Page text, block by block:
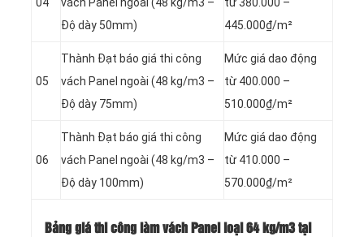
04
vách Panel ngoài (48 kg/m3 –
Độ dày 50mm)
từ 380.000 –
445.000₫/m²
05
Thành Đạt báo giá thi công
vách Panel ngoài (48 kg/m3 –
Độ dày 75mm)
Mức giá dao động
từ 400.000 –
510.000₫/m²
06
Thành Đạt báo giá thi công
vách Panel ngoài (48 kg/m3 –
Độ dày 100mm)
Mức giá dao động
từ 410.000 –
570.000₫/m²
Bảng giá thi công làm vách Panel loại 64 kg/m3 tại